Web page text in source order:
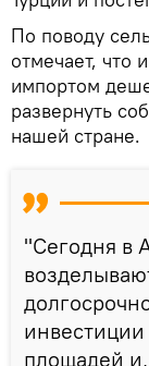
По поводу
отмечает, что
импортом
развернуть
нашей стране.
"Сегодня в
площадей